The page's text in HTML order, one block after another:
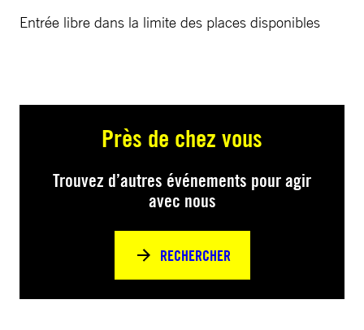
Entrée libre dans la limite des places disponibles
Près de chez vous
Trouvez d’autres événements pour agir
avec nous
RECHERCHER